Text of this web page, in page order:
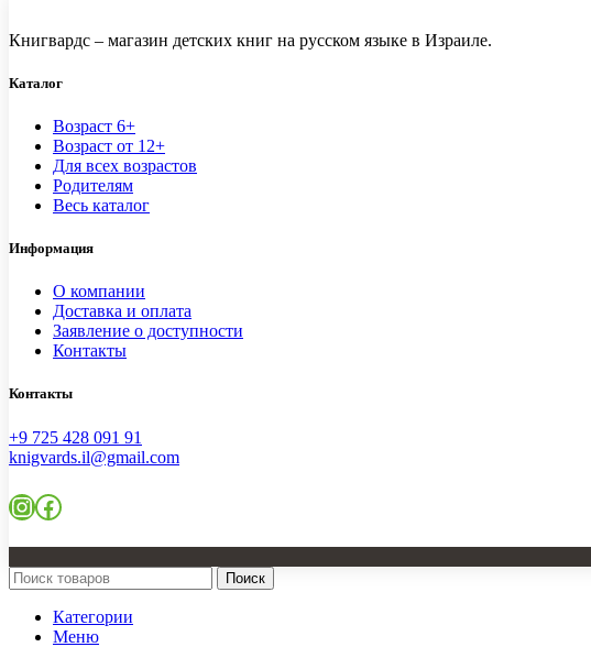
Книгвардс – магазин детских книг на русском языке в Израиле.
Каталог
Возраст 6+
Возраст от 12+
Для всех возрастов
Родителям
Весь каталог
Информация
О компании
Доставка и оплата
Заявление о доступности
Контакты
Контакты
+9 725 428 091 91
knigvards.il@gmail.com
Instagram
Facebook
Поиск
Категории
Меню